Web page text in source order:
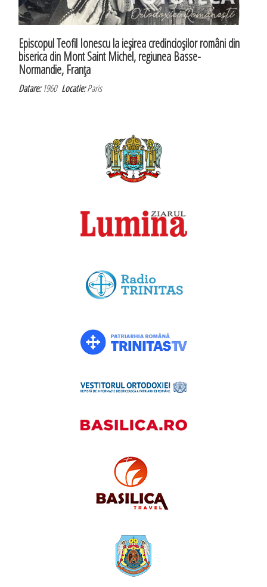
Episcopul Teofil Ionescu la ieşirea credincioşilor români din
biserica din Mont Saint Michel, regiunea Basse-
Normandie, Franţa
Datare:1960Locatie:Paris